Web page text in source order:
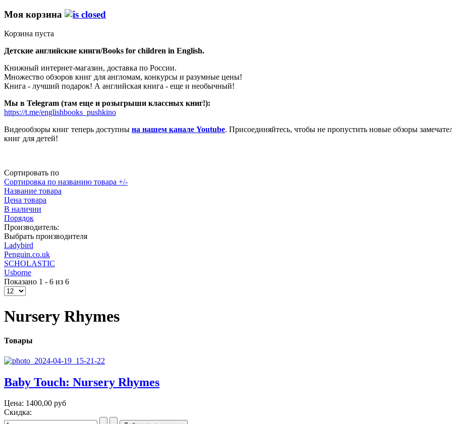
Моя корзина
Корзина пуста
Детские английские книги/Books for children in English.
Книжный интернет-магазин, доставка по России.
Множество обзоров книг для англомам, конкурсы и разумные цены!
Книга - лучший подарок! А английская книга - еще и необычный!
Мы в Telegram (там еще и розыгрыши классных книг!):
https://t.me/englishbooks_pushkino
Видеообзоры книг теперь доступны на нашем канале Youtube. Присоединяйтесь, чтобы не пропустить новые обзоры
книг для детей!
Сортировать по
Сортировка по названию товара +/-
Название товара
Цена товара
В наличии
Порядок
Производитель:
Выбрать производителя
Ladybird
Penguin.co.uk
SCHOLASTIC
Usborne
Показано 1 - 6 из 6
Nursery Rhymes
Товары
Baby Touch: Nursery Rhymes
Цена: 1400,00 руб
Скидка: